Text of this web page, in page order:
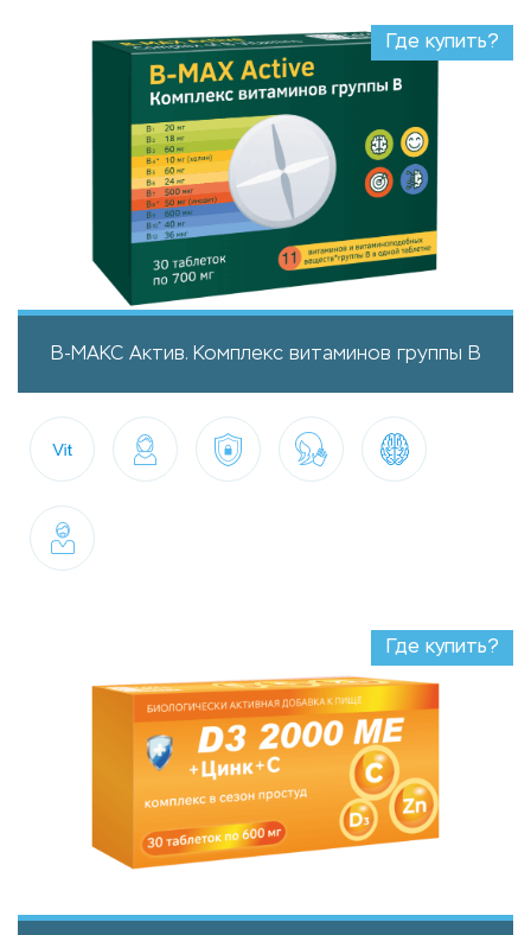
B-МАКС Актив. Комплекс витаминов группы B
Где купить?
Где купить?